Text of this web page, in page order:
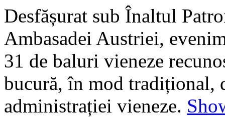
Desfășurat sub Înaltul
Ambasadei Austriei,
31 de baluri vieneze
bucură, în mod tradițional,
administrației vieneze.